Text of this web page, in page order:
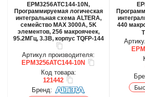
EPM3256ATC144-10N,
Программируемая логическая
интегральная схема ALTERA,
семейство MAX 3000A, 5K
элементов, 256 макроячеек,
95.2МГц, 3.3В, корпус TQFP-144
Артикул производителя:
EPM3256ATC144-10N
Код товара:
121442
Бренд:
440